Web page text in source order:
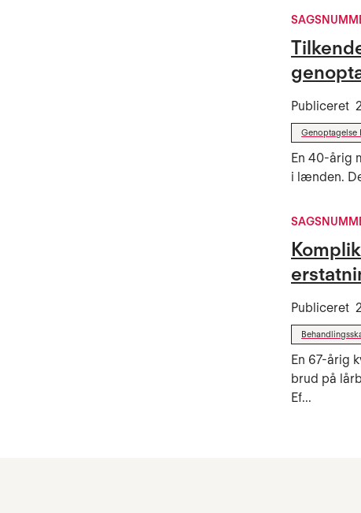
Publiceret
Genoptagelse
En 40-årig
i lænden.
Publiceret
En 67-årig
brud på
Ef...